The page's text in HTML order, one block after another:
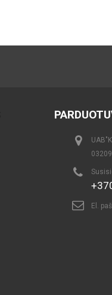
03209
El.